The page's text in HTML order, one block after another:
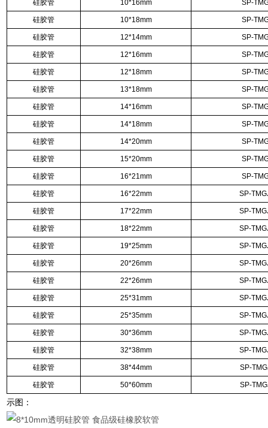
硅胶管 10*16mm SP-
硅胶管 10*18mm SP-
硅胶管 12*14mm SP-
硅胶管 12*16mm SP-
硅胶管 12*18mm SP-
硅胶管 13*18mm SP-
硅胶管 14*16mm SP-
硅胶管 14*18mm SP-
硅胶管 14*20mm SP-
硅胶管 15*20mm SP-
硅胶管 16*21mm SP-
硅胶管 16*22mm SP-
硅胶管 17*22mm SP-
硅胶管 18*22mm SP-
硅胶管 19*25mm SP-
硅胶管 20*26mm SP-
硅胶管 22*26mm SP-
硅胶管 25*31mm SP-
硅胶管 25*35mm SP-
硅胶管 30*36mm SP-
硅胶管 32*38mm SP-
硅胶管 38*44mm SP-
硅胶管 50*60mm SP-
示图：